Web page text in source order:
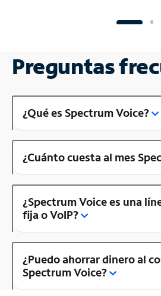
Preguntas
¿Qué es Spectrum Voice?
¿Cuánto cuesta al mes
¿Spectrum Voice es una
fija o VoIP?
¿Puedo ahorrar dinero al
Spectrum Voice?